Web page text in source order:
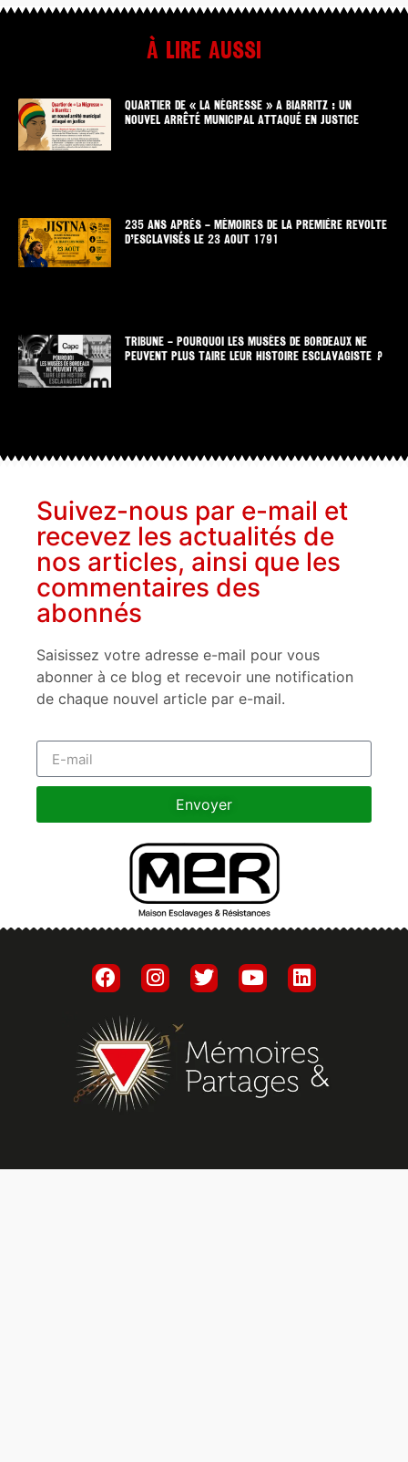
À lire aussi
QUARTIER DE « LA NÉGRESSE » A BIARRITZ : UN
NOUVEL ARRÊTÉ MUNICIPAL ATTAQUÉ EN JUSTICE
235 ANS APRÈS – MÉMOIRES DE LA PREMIÈRE REVOLTE
D’ESCLAVISÉS LE 23 AOUT 1791
TRIBUNE – POURQUOI LES MUSÉES DE BORDEAUX NE
PEUVENT PLUS TAIRE LEUR HISTOIRE ESCLAVAGISTE ?
Suivez-nous par e-mail et
recevez les actualités de
nos articles, ainsi que les
commentaires des
abonnés
Saisissez votre adresse e-mail pour vous
abonner à ce blog et recevoir une notification
de chaque nouvel article par e-mail.
Envoyer